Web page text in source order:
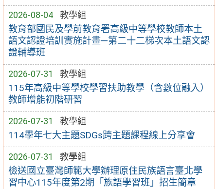
2026-08-04 教學組
教育部國民及學前教育署高級中等學校教師本土
語文認證培訓實施計畫—第二十二梯次本土語文認
證輔導班
2026-07-31 教學組
115年高級中等學校學習扶助教學（含數位融入）
教師增能初階研習
2026-07-31 教學組
114學年七大主題SDGs跨主題課程線上分享會
2026-07-31 教學組
檢送國立臺灣師範大學辦理原住民族語言臺北學
習中心115年度第2期「族語學習班」招生簡章